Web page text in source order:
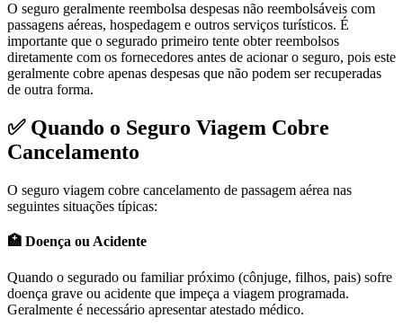
O seguro geralmente reembolsa despesas não reembolsáveis com
passagens aéreas, hospedagem e outros serviços turísticos. É
importante que o segurado primeiro tente obter reembolsos
diretamente com os fornecedores antes de acionar o seguro, pois este
geralmente cobre apenas despesas que não podem ser recuperadas
de outra forma.
✅ Quando o Seguro Viagem Cobre
Cancelamento
O seguro viagem cobre cancelamento de passagem aérea nas
seguintes situações típicas:
🏥 Doença ou Acidente
Quando o segurado ou familiar próximo (cônjuge, filhos, pais) sofre
doença grave ou acidente que impeça a viagem programada.
Geralmente é necessário apresentar atestado médico.